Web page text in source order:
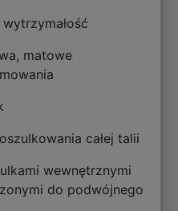
matowe
całej talii
wewnętrznymi
do podwójnego